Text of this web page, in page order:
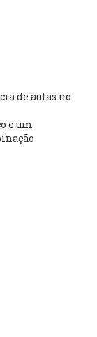
de aulas no
e um